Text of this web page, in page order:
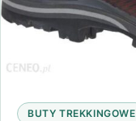
BUTY TREKKINGOWE